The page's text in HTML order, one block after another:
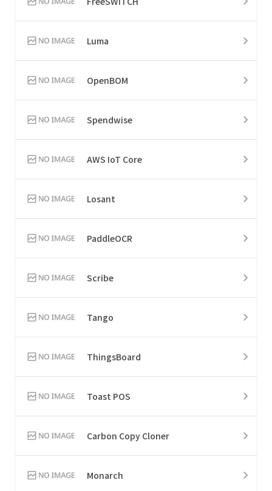
Luma
OpenBOM
Spendwise
AWS IoT Core
Losant
PaddleOCR
Scribe
Tango
ThingsBoard
Toast POS
Carbon Copy Cloner
Monarch